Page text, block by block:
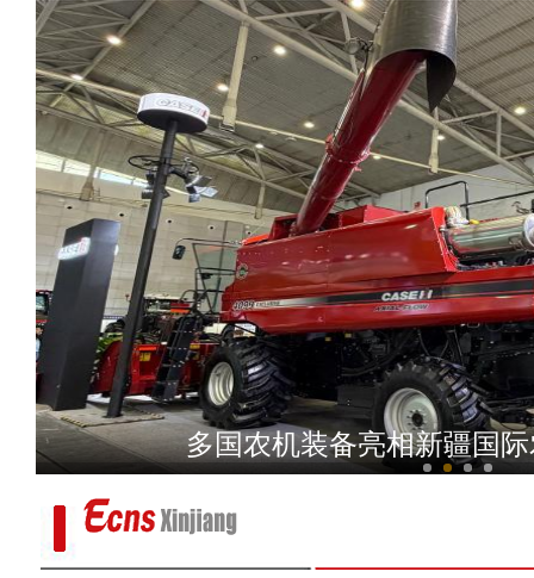
新疆：六一儿童节来临前 师生为
多国农机装备亮相新疆国